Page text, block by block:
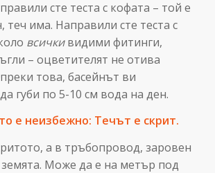
сте теста с кофата – той е
теч има. Направили сте теста с
всичкивидими фитинги,
– оцветителят не отива
това, басейнът ви
губи по 5-10 см вода на ден.
е неизбежно: Течът е скрит.
а в тръбопровод, заровен
Може да е на метър под